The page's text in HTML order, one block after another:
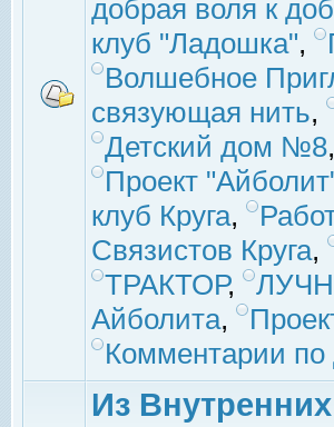
добрая воля к
клуб "Ладошка",
Волшебное
связующая нить,
Детский дом №8,
Проект
клуб Круга,
Связистов Круга,
ТРАКТОР,
Айболита,
Комментарии по
Из